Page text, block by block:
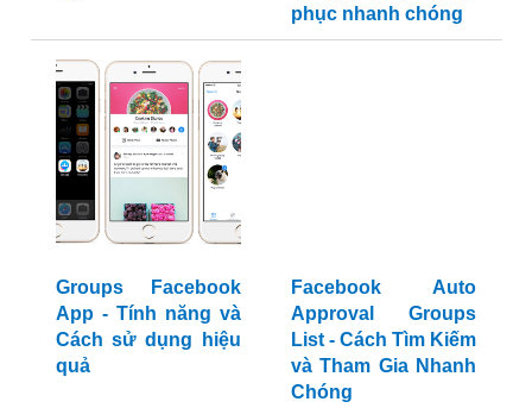
phục nhanh chóng
Groups Facebook
App - Tính năng và
Cách sử dụng hiệu
quả
Facebook Auto
Approval Groups
List - Cách Tìm Kiếm
và Tham Gia Nhanh
Chóng